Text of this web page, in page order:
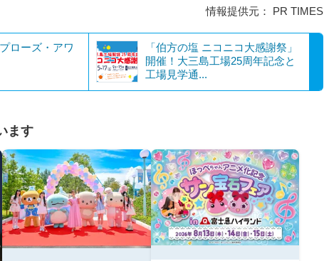
情報提供元： PR TIMES
ローズ・アワ
「伯方の塩 ニコニコ大感謝祭」
開催！大三島工場25周年記念と
工場見学通...
ます